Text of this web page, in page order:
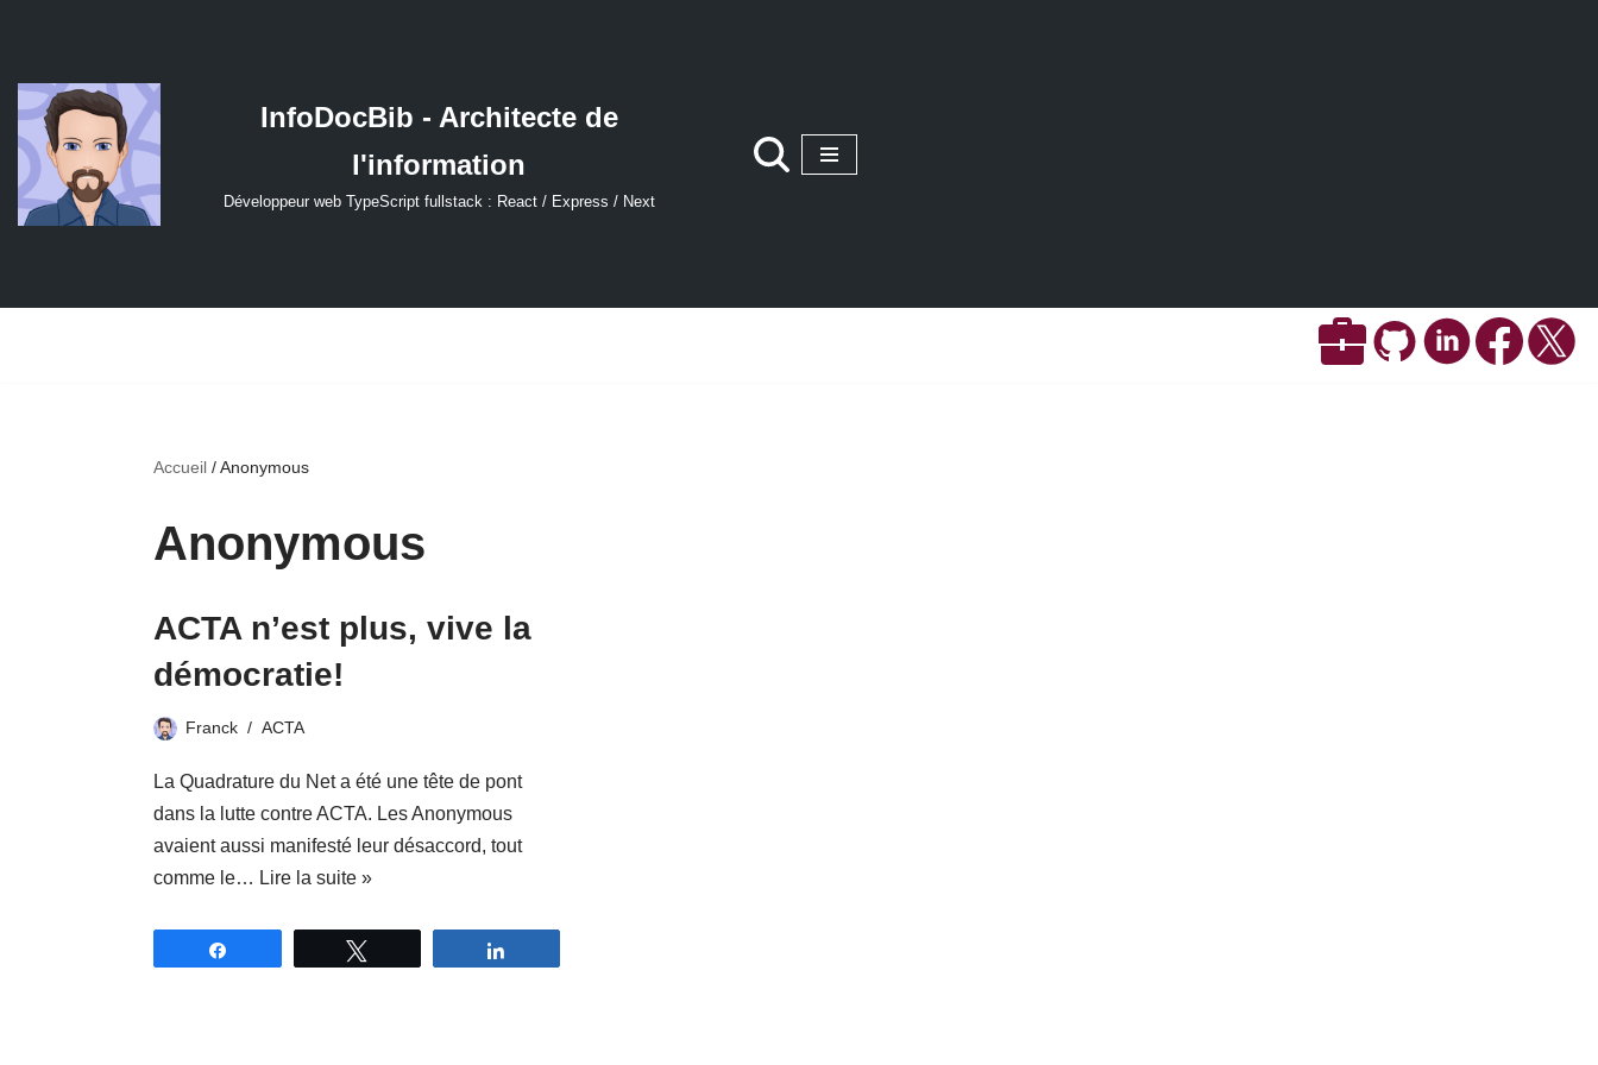
au
contenu
InfoDocBib - Architecte de
l'information
Développeur web TypeScript fullstack : React / Express / Next
Accueil /Anonymous
Anonymous
ACTA n’est plus, vive la
démocratie!
Franck ACTA
La Quadrature du Net a été une tête de pont
dans la lutte contre ACTA. Les Anonymous
avaient aussi manifesté leur désaccord, tout
comme le… Lire la suite »